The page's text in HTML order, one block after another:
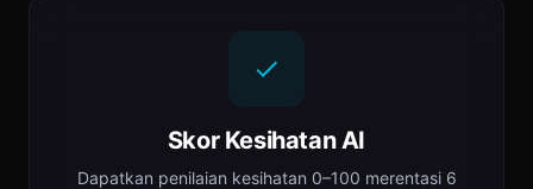
Skor Kesihatan AI
Dapatkan penilaian kesihatan 0–100 merentasi 6